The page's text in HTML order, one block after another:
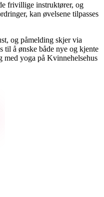
frivillige instruktører, og
kan øvelsene tilpasses
og påmelding skjer via
til å ønske både nye og kjente
med yoga på Kvinnehelsehus